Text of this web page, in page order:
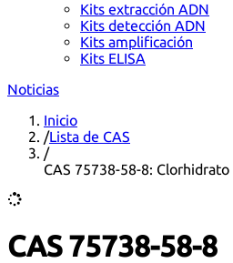
Kits extracción ADN
Kits detección ADN
Kits amplificación
Kits ELISA
Noticias
Inicio
/Lista de CAS
/
CAS 75738-58-8:
CAS 75738-58-8